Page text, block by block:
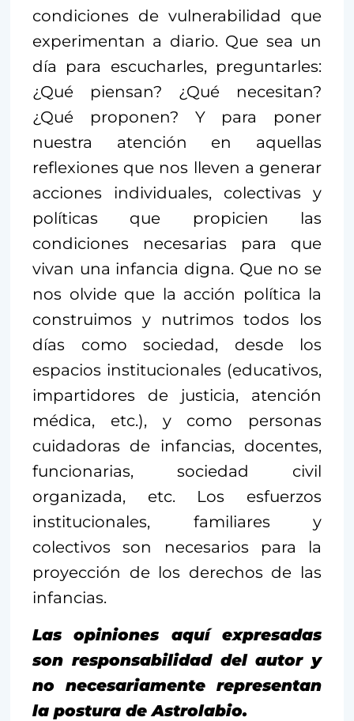
condiciones de vulnerabilidad que
experimentan a diario. Que sea un
día para escucharles, preguntarles:
¿Qué piensan? ¿Qué necesitan?
¿Qué proponen? Y para poner
nuestra atención en aquellas
reflexiones que nos lleven a generar
acciones individuales, colectivas y
políticas que propicien las
condiciones necesarias para que
vivan una infancia digna. Que no se
nos olvide que la acción política la
construimos y nutrimos todos los
días como sociedad, desde los
espacios institucionales (educativos,
impartidores de justicia, atención
médica, etc.), y como personas
cuidadoras de infancias, docentes,
funcionarias, sociedad civil
organizada, etc. Los esfuerzos
institucionales, familiares y
colectivos son necesarios para la
proyección de los derechos de las
infancias.
Las opiniones aquí expresadas
son responsabilidad del autor y
no necesariamente representan
la postura de Astrolabio.